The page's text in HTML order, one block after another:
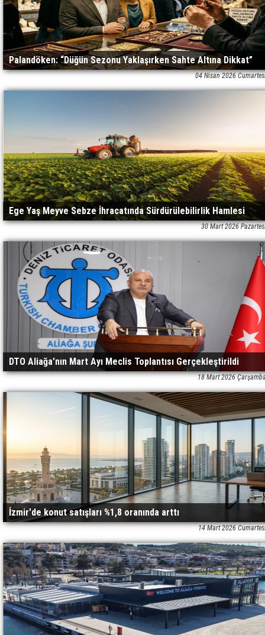
Palandöken: “Düğün Sezonu Yaklaşırken Sahte Altına Dikkat”
04 Nisan 2026
Ege Yaş Meyve Sebze İhracatında Sürdürülebilirlik Hamlesi
30 Mart 2026
DTO Aliağa’nın Mart Ayı Meclis Toplantısı Gerçekleştirildi
18 Mart 2026
İzmir'de konut satışları %1,8 oranında arttı
14 Mart 2026